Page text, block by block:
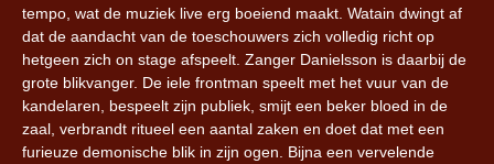
tempo, wat de muziek live erg boeiend maakt. Watain dwingt af
dat de aandacht van de toeschouwers zich volledig richt op
hetgeen zich on stage afspeelt. Zanger Danielsson is daarbij de
grote blikvanger. De iele frontman speelt met het vuur van de
kandelaren, bespeelt zijn publiek, smijt een beker bloed in de
zaal, verbrandt ritueel een aantal zaken en doet dat met een
furieuze demonische blik in zijn ogen. Bijna een vervelende